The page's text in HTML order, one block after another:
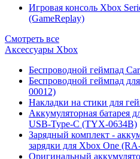
Игровая консоль Xbox
(GameReplay)
Смотреть все
Аксессуары Xbox
Беспроводной геймпад
Беспроводной геймпад
00012)
Накладки на стики для
Аккумуляторная батарея
USB-Type-C (TYX-0634B)
Зарядный комплект -
зарядки для Xbox One
Оригинальный